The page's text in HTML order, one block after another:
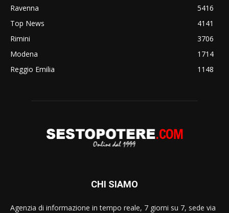
Ravenna
5416
Top News
4141
Rimini
3706
Modena
1714
Reggio Emilia
1148
CHI SIAMO
Agenzia di informazione in tempo reale, 7 giorni su 7, sede via